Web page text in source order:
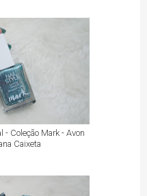
- Coleção Mark - Avon
Caixeta